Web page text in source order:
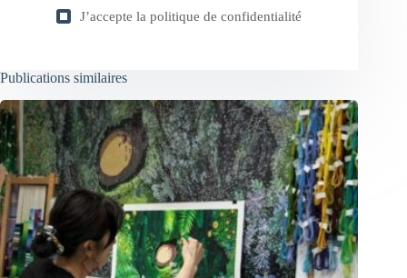
J’accepte la politique de confidentialité
Publications similaires